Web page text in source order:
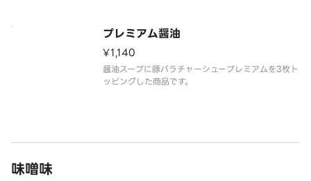
プレミアム醤油
¥1,140
醤油スープに豚バラチャーシュープレミアムを3枚ト
ッピングした商品です。
味噌味